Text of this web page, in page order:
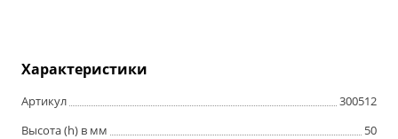
Характеристики
Артикул
300512
Высота (h) в мм
50